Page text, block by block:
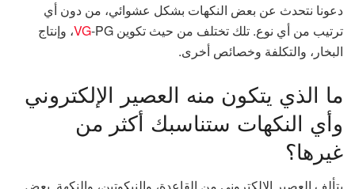
دعونا نتحدث عن بعض النكهات بشكل عشوائي، من دون أي
ترتيب من أي نوع. تلك تختلف من حيث تكوين
VG-PG، وإنتاج
البخار، والتكلفة وخصائص أخرى.
ما الذي يتكون منه العصير الإلكتروني
وأي النكهات ستناسبك أكثر من
غيرها؟